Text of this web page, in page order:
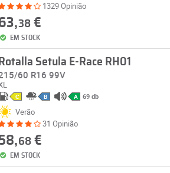
1329 Opinião
38€
EM STOCK
Rotalla Setula E-Race RH01
60 R16 99V
C B A 69 db
Verão
31 Opinião
68€
EM STOCK